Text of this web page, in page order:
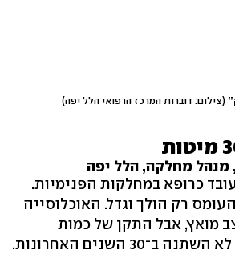
(צילום: דוברות המרכז הרפואי הלל יפה)
מנהל מחלקה, הלל יפה
עובד כרופא במחלקות הפנימיות.
רק הולך וגדל. האוכלוסייה
מואץ, אבל התקן של כמות
השנים האחרונות.